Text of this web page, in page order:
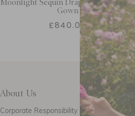
Moonlight Sequin Draped Long Sleeve
Gown
£840.00
About Us
Corporate Responsibility